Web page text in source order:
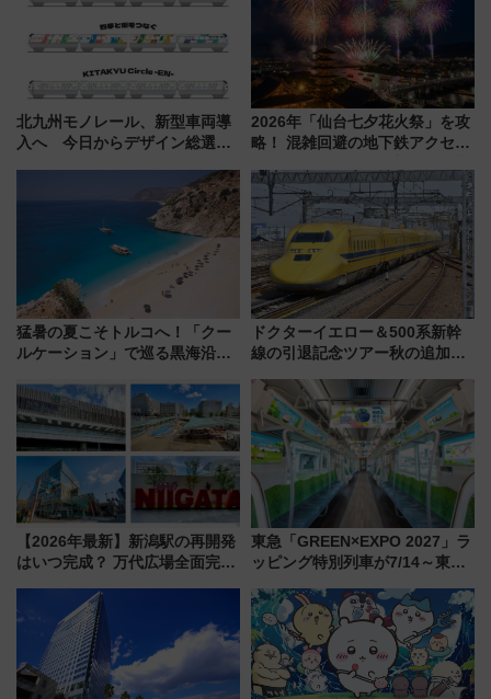
北九州モノレール、新型車両導
入へ 今日からデザイン総選挙
2026年「仙台七夕花火祭」を攻
略！ 混雑回避の地下鉄アクセス
火前に楽しむ仙台観光ルートま
で解説！
猛暑の夏こそトルコへ！「クー
ルケーション」で巡る黒海沿岸
連検索数が前年比237％増、ナ
ショジオも認める『2026年に訪
れるべき世界の旅先』
ドクターイエロー＆500系新幹
線の引退記念ツアー秋の追加企
ホテル情報まとめ
【2026年最新】新潟駅の再開発
はいつ完成？ 万代広場全面完成
開発、バスタ新潟構想まで徹底
解説！
東急「GREEN×EXPO 2027」ラ
ッピング特別列車が7/14～東
ー！ 注目の編成やデザインまと
め